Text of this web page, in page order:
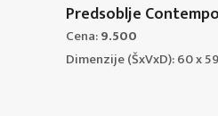
Predsoblje
Cena:9.500
Dimenzije (ŠxVxD): 60 x